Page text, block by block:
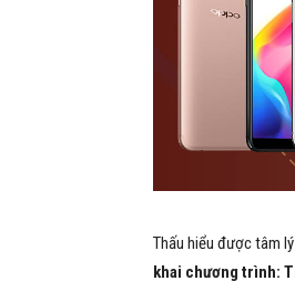
Thấu hiểu được tâm
khai chương trình: